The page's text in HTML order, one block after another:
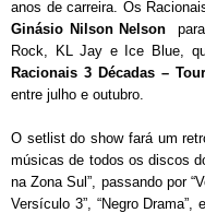
anos de carreira. Os
Ginásio Nilson Nelson
Rock, KL Jay e Ice Blue,
Racionais 3 Décadas –
entre julho e outubro.
O setlist do show fará um
músicas de todos os discos
na Zona Sul”, passando por
Versículo 3”, “Negro